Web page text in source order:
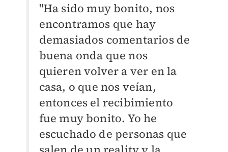
"Ha sido muy bonito, nos
encontramos que hay
demasiados comentarios de
buena onda que nos
quieren volver a ver en la
casa, o que nos veían,
entonces el recibimiento
fue muy bonito. Yo he
escuchado de personas que